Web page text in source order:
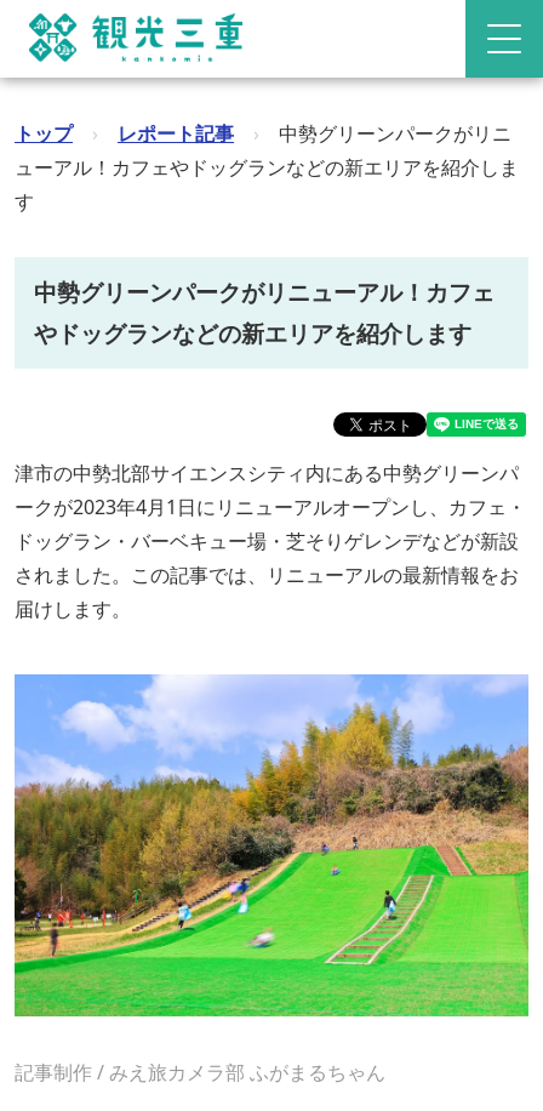
トップ › レポート記事 ›
中勢グリーンパークがリニ
ューアル！カフェやドッグランなどの新エリアを紹介しま
す
中勢グリーンパークがリニューアル！カフェ
やドッグランなどの新エリアを紹介します
津市の中勢北部サイエンスシティ内にある中勢グリーンパ
ークが2023年4月1日にリニューアルオープンし、カフェ・
ドッグラン・バーベキュー場・芝そりゲレンデなどが新設
されました。この記事では、リニューアルの最新情報をお
届けします。
記事制作 / みえ旅カメラ部 ふがまるちゃん